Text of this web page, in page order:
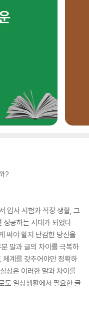
?
입사 시험과 직장 생활, 그
성공하는 시대가 되었다.
써야 할지 난감한 당신을
말과 글의 차이를 극복하
체계를 갖추어야만 정확하
상은 이러한 말과 차이를
도 일상생활에서 필요한 글